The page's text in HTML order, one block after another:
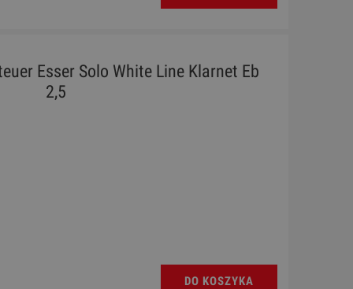
Esser Solo White Line Klarnet Eb
2,5
DO KOSZYKA